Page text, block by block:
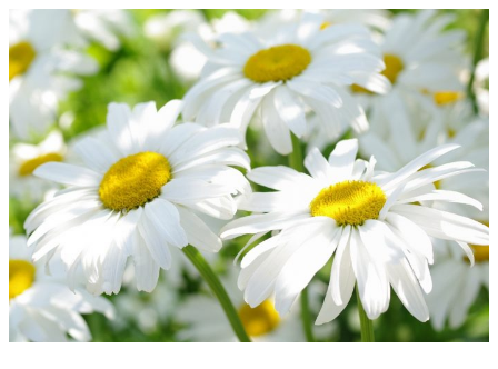
Перейти
к
содержимому